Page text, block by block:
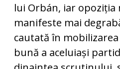
lui Orbán, iar opoziția
manifeste mai
cautată în
bună a aceluiași